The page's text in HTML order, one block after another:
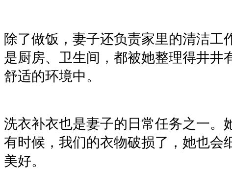
除了做饭，妻子还负责家里的清洁
是厨房、卫生间，都被她整理得井井
舒适的环境中。
洗衣补衣也是妻子的日常任务之一。
有时候，我们的衣物破损了，她也会
美好。